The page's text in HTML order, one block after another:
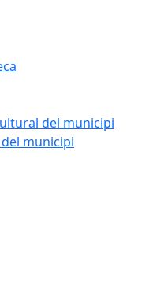
del municipi
municipi